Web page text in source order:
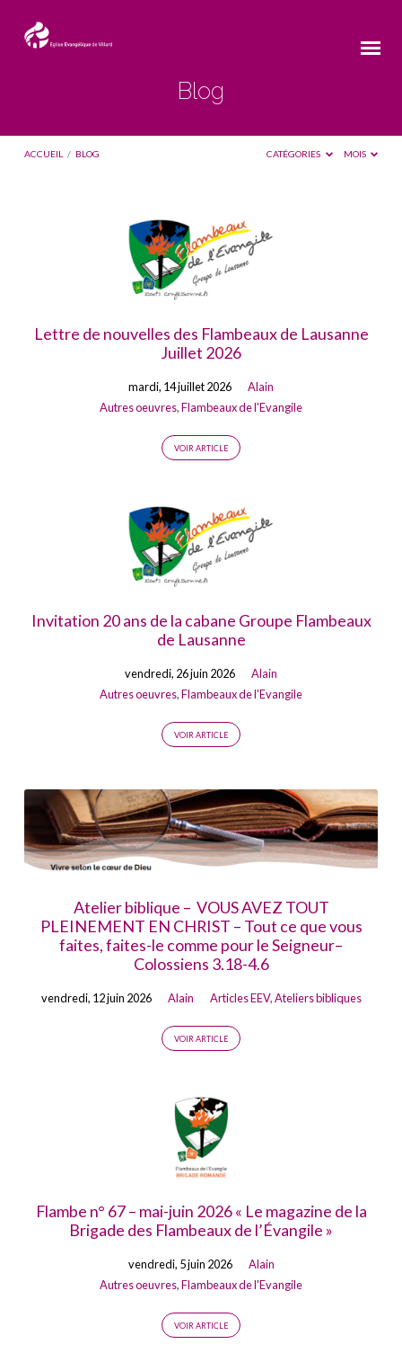
Blog
ACCUEIL / BLOG CATÉGORIES MOIS
Lettre de nouvelles des Flambeaux de Lausanne
Juillet 2026
mardi, 14 juillet 2026
Alain
Autres oeuvres,Flambeaux de l'Evangile
VOIR ARTICLE
Invitation 20 ans de la cabane Groupe Flambeaux
de Lausanne
vendredi, 26 juin 2026
Alain
Autres oeuvres,Flambeaux de l'Evangile
VOIR ARTICLE
Atelier biblique – VOUS AVEZ TOUT
PLEINEMENT EN CHRIST – Tout ce que vous
faites, faites-le comme pour le Seigneur–
Colossiens 3.18-4.6
vendredi, 12 juin 2026 Alain Articles EEV,Ateliers bibliques
VOIR ARTICLE
Flambe n° 67 – mai-juin 2026 « Le magazine de la
Brigade des Flambeaux de l’Évangile »
vendredi, 5 juin 2026
Alain
Autres oeuvres,Flambeaux de l'Evangile
VOIR ARTICLE